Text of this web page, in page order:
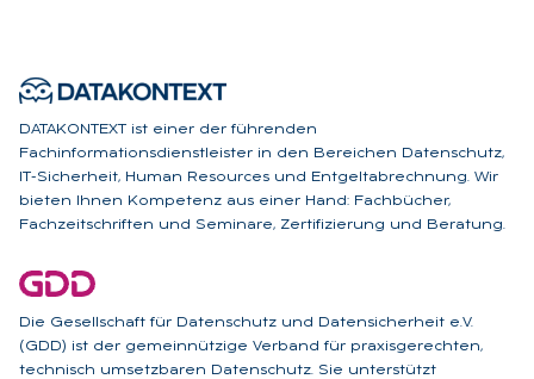
DATAKONTEXT ist einer der führenden
Fachinformationsdienstleister in den Bereichen Datenschutz,
IT-Sicherheit, Human Resources und Entgeltabrechnung. Wir
bieten Ihnen Kompetenz aus einer Hand: Fachbücher,
Fachzeitschriften und Seminare, Zertifizierung und Beratung.
Die Gesellschaft für Datenschutz und Datensicherheit e.V.
(GDD) ist der gemeinnützige Verband für praxisgerechten,
technisch umsetzbaren Datenschutz. Sie unterstützt